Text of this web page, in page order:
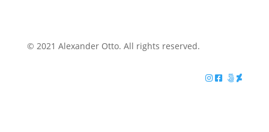
© 2021 Alexander Otto. All rights reserved.